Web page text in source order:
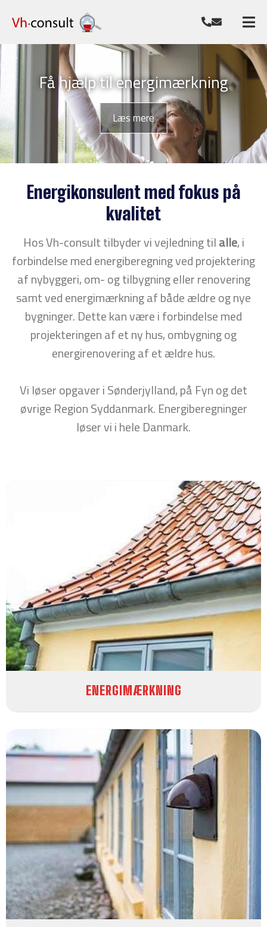
Få hjælp til energimærkning
Læs mere
Energikonsulent med fokus på
kvalitet
Hos Vh-consult tilbyder vi vejledning tilalle, i
forbindelse med energiberegning ved projektering
af nybyggeri, om- og tilbygning eller renovering
samt ved energimærkning af både ældre og nye
bygninger. Dette kan være i forbindelse med
projekteringen af et ny hus, ombygning og
energirenovering af et ældre hus.
Vi løser opgaver i Sønderjylland, på Fyn og det
øvrige Region Syddanmark. Energiberegninger
løser vi i hele Danmark.
ENERGIMÆRKNING